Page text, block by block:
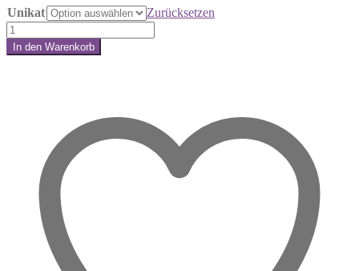
Unikat
Zurücksetzen
Angel
Aura
Druse
In den Warenkorb